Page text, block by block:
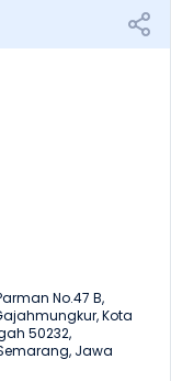
No.47 B,
Kota
50232,
Jawa